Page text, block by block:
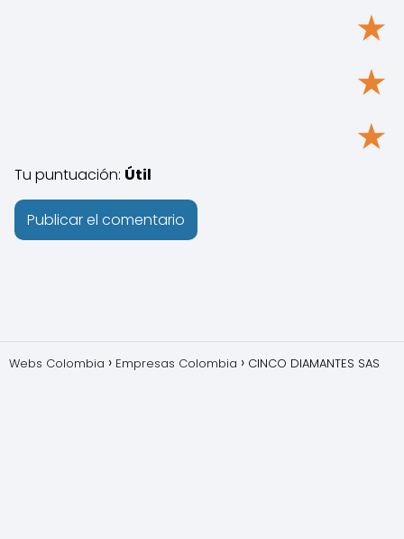
★
★
★
Tu puntuación: Útil
Webs Colombia Empresas Colombia CINCO DIAMANTES SAS